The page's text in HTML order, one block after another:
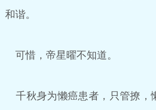
和谐。
可惜，帝星曜不知道。
千秋身为懒癌患者，只管撩，